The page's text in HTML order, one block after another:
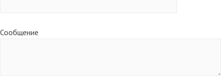
Сообщение